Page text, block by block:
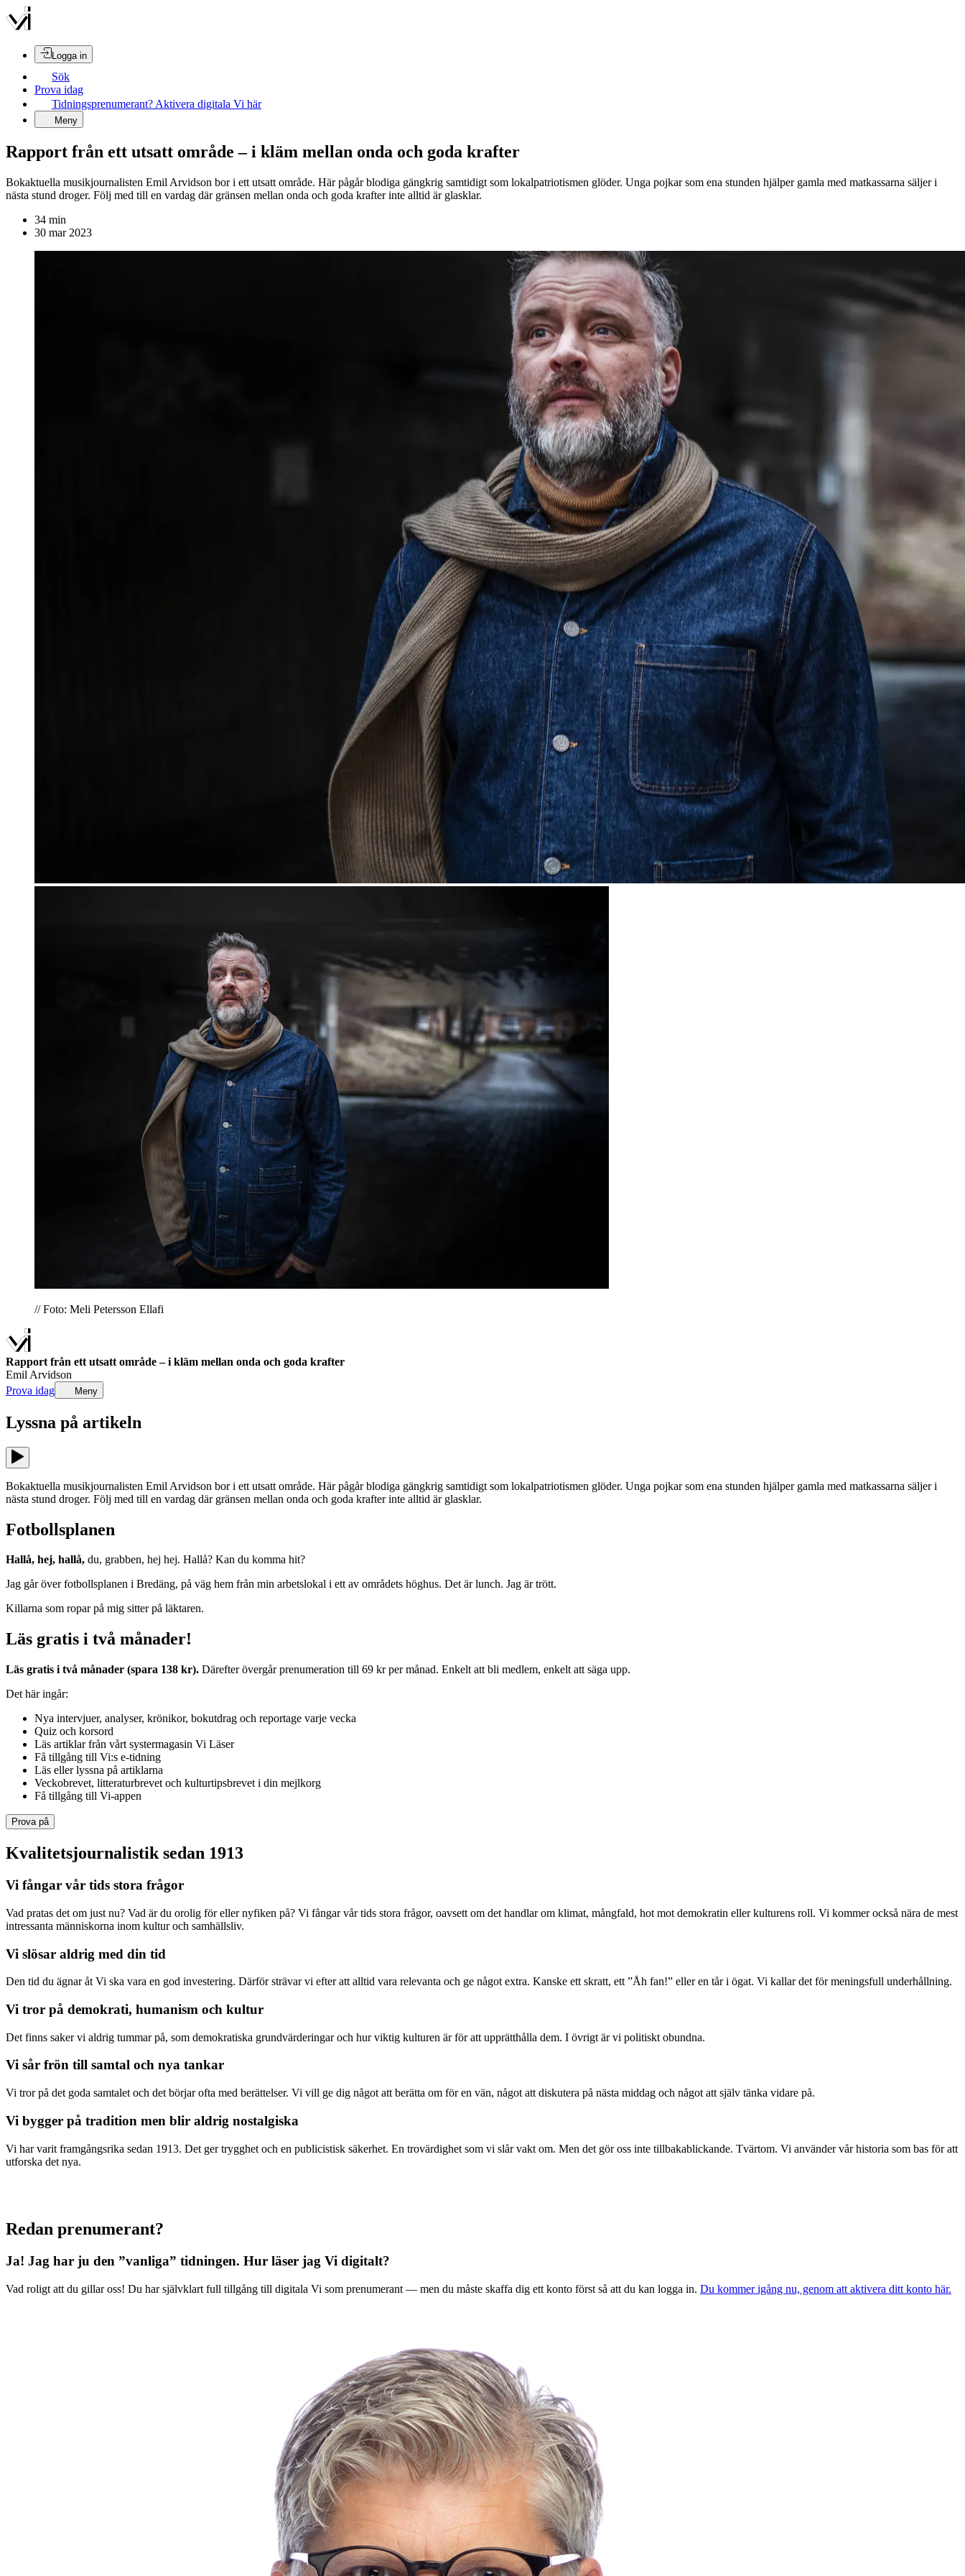
Logga in
Sök
Prova idag
Tidningsprenumerant? Aktivera digitala Vi här
Meny
Rapport från ett utsatt område – i kläm mellan onda och goda krafter
Bokaktuella musikjournalisten Emil Arvidson bor i ett utsatt område. Här pågår blodiga gängkrig samtidigt som lokalpatriotismen glöder. Unga pojkar som ena stunden hjälper gamla med matkassarna säljer i
nästa stund droger. Följ med till en vardag där gränsen mellan onda och goda krafter inte alltid är glasklar.
34 min
30 mar 2023
// Foto: Meli Petersson Ellafi
Rapport från ett utsatt område – i kläm mellan onda och goda krafter
Emil Arvidson
Prova idag
Meny
Lyssna på artikeln
Bokaktuella musikjournalisten Emil Arvidson bor i ett utsatt område. Här pågår blodiga gängkrig samtidigt som lokalpatriotismen glöder. Unga pojkar som ena stunden hjälper gamla med matkassarna säljer i
nästa stund droger. Följ med till en vardag där gränsen mellan onda och goda krafter inte alltid är glasklar.
Fotbollsplanen
Hallå, hej, hallå, du, grabben, hej hej. Hallå? Kan du komma hit?
Jag går över fotbollsplanen i Bredäng, på väg hem från min arbetslokal i ett av områdets höghus. Det är lunch. Jag är trött.
Killarna som ropar på mig sitter på läktaren.
Läs gratis i två månader!
Läs gratis i två månader (spara 138 kr). Därefter övergår prenumeration till 69 kr per månad. Enkelt att bli medlem, enkelt att säga upp.
Det här ingår:
Nya intervjuer, analyser, krönikor, bokutdrag och reportage varje vecka
Quiz och korsord
Läs artiklar från vårt systermagasin Vi Läser
Få tillgång till Vi:s e-tidning
Läs eller lyssna på artiklarna
Veckobrevet, litteraturbrevet och kulturtipsbrevet i din mejlkorg
Få tillgång till Vi-appen
Prova på
Kvalitetsjournalistik sedan 1913
Vi fångar vår tids stora frågor
Vad pratas det om just nu? Vad är du orolig för eller nyfiken på? Vi fångar vår tids stora frågor, oavsett om det handlar om klimat, mångfald, hot mot demokratin eller kulturens roll. Vi kommer också nära de mest
intressanta människorna inom kultur och samhällsliv.
Vi slösar aldrig med din tid
Den tid du ägnar åt Vi ska vara en god investering. Därför strävar vi efter att alltid vara relevanta och ge något extra. Kanske ett skratt, ett ”Åh fan!” eller en tår i ögat. Vi kallar det för meningsfull underhållning.
Vi tror på demokrati, humanism och kultur
Det finns saker vi aldrig tummar på, som demokratiska grundvärderingar och hur viktig kulturen är för att upprätthålla dem. I övrigt är vi politiskt obundna.
Vi sår frön till samtal och nya tankar
Vi tror på det goda samtalet och det börjar ofta med berättelser. Vi vill ge dig något att berätta om för en vän, något att diskutera på nästa middag och något att själv tänka vidare på.
Vi bygger på tradition men blir aldrig nostalgiska
Vi har varit framgångsrika sedan 1913. Det ger trygghet och en publicistisk säkerhet. En trovärdighet som vi slår vakt om. Men det gör oss inte tillbakablickande. Tvärtom. Vi använder vår historia som bas för att
utforska det nya.
Redan prenumerant?
Ja! Jag har ju den ”vanliga” tidningen. Hur läser jag Vi digitalt?
Vad roligt att du gillar oss! Du har självklart full tillgång till digitala Vi som prenumerant — men du måste skaffa dig ett konto först så att du kan logga in. Du kommer igång nu, genom att aktivera ditt konto här.